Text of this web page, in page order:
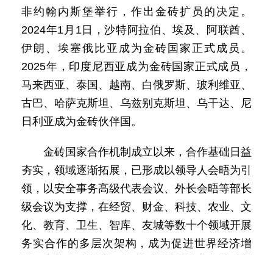
非约翰内斯堡举行，作出金砖扩员的决定。
2024年1月1日，沙特阿拉伯、埃及、阿联酋、
伊朗、埃塞俄比亚成为金砖国家正式成员。
2025年，印度尼西亚成为金砖国家正式成员，
马来西亚、泰国、越南、白俄罗斯、玻利维亚、
古巴、哈萨克斯坦、乌兹别克斯坦、乌干达、尼
日利亚成为金砖伙伴国。
金砖国家合作机制成立以来，合作基础日益
夯实，领域逐渐拓展，已形成以领导人会晤为引
领，以安全事务高级代表会议、外长会晤等部长
级会议为支撑，在经贸、财金、科技、农业、文
化、教育、卫生、智库、友城等数十个领域开展
务实合作的多层次架构，成为促进世界经济增